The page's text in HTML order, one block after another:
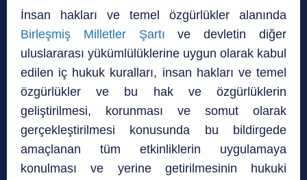
İnsan hakları ve temel özgürlükler alanında
Birleşmiş Milletler Şartı ve devletin diğer
uluslararası yükümlülüklerine uygun olarak kabul
edilen iç hukuk kuralları, insan hakları ve temel
özgürlükler ve bu hak ve özgürlüklerin
geliştirilmesi, korunması ve somut olarak
gerçekleştirilmesi konusunda bu bildirgede
amaçlanan tüm etkinliklerin uygulamaya
konulması ve yerine getirilmesinin hukuki